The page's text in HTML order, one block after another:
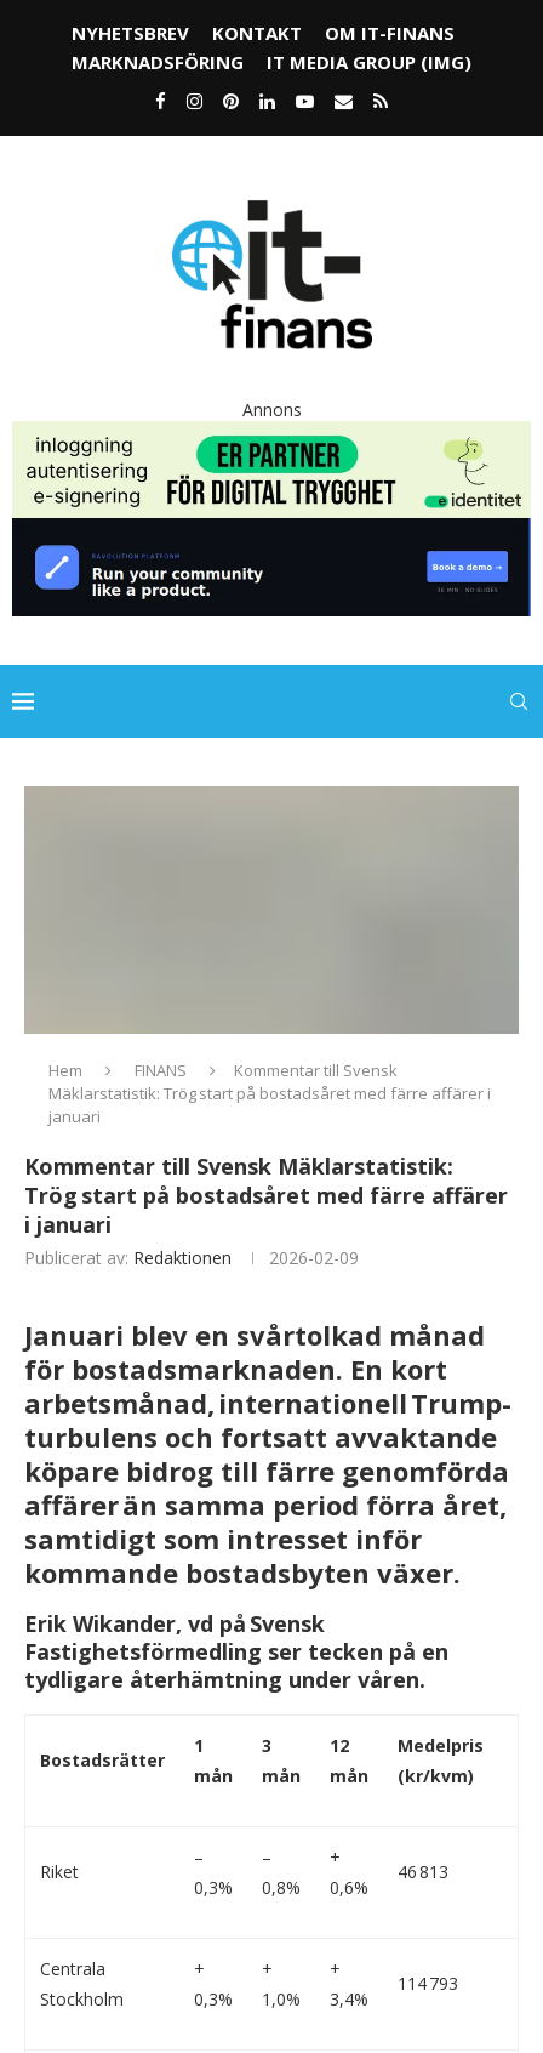
NYHETSBREV KONTAKT
OM IT-FINANS
MARKNADSFÖRING
IT MEDIA GROUP (IMG)
Annons
Hem FINANS
Kommentar till Svensk
Mäklarstatistik: Trög start på bostadsåret med färre affärer i
januari
Kommentar till Svensk Mäklarstatistik:
Trög start på bostadsåret med färre affärer
i januari
Publicerat av: Redaktionen 2026-02-09
Januari blev en svårtolkad månad
för bostadsmarknaden. En kort
arbetsmånad, internationell Trump-
turbulens och fortsatt avvaktande
köpare bidrog till färre genomförda
affärer än samma period förra året,
samtidigt som intresset inför
kommande bostadsbyten växer.
Erik Wikander, vd på Svensk
Fastighetsförmedling ser tecken på en
tydligare återhämtning under våren.
Bostadsrätter
1
mån
3
mån
12
mån
Medelpris
(kr/kvm)
Riket
–
0,3%
–
0,8%
+
0,6%
46 813
Centrala
Stockholm
+
0,3%
+
1,0%
+
3,4%
114 793